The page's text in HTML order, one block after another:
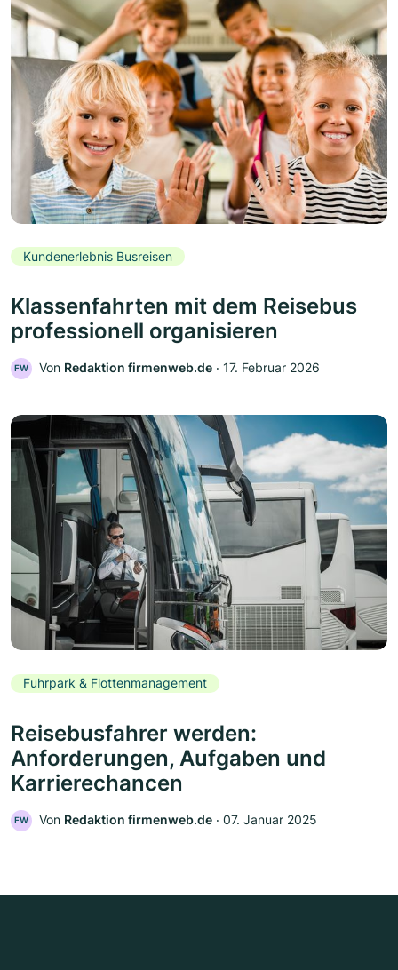
Kundenerlebnis Busreisen
Klassenfahrten mit dem Reisebus
professionell organisieren
FW Von Redaktion firmenweb.de ‧ 17. Februar 2026
Fuhrpark & Flottenmanagement
Reisebusfahrer werden:
Anforderungen, Aufgaben und
Karrierechancen
FW Von Redaktion firmenweb.de ‧ 07. Januar 2025